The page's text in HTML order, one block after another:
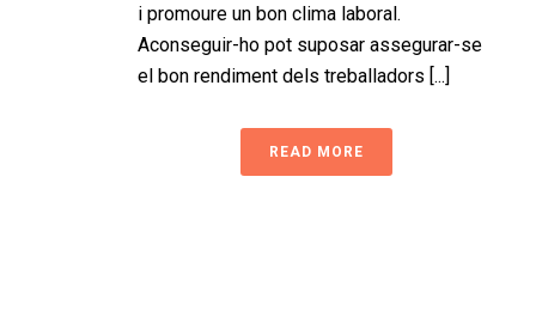
i promoure un bon clima laboral.
Aconseguir-ho pot suposar assegurar-se
el bon rendiment dels treballadors [...]
READ MORE